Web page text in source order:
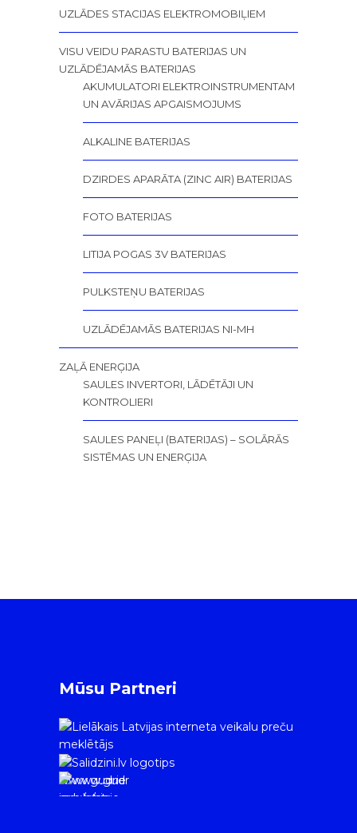
UZLĀDES STACIJAS ELEKTROMOBIĻIEM
VISU VEIDU PARASTU BATERIJAS UN
UZLĀDĒJAMĀS BATERIJAS
AKUMULATORI ELEKTROINSTRUMENTAM
UN AVĀRIJAS APGAISMOJUMS
ALKALINE BATERIJAS
DZIRDES APARĀTA (ZINC AIR) BATERIJAS
FOTO BATERIJAS
LITIJA POGAS 3V BATERIJAS
PULKSTEŅU BATERIJAS
UZLĀDĒJAMĀS BATERIJAS NI-MH
ZAĻĀ ENERĢIJA
SAULES INVERTORI, LĀDĒTĀJI UN
KONTROLIERI
SAULES PANEĻI (BATERIJAS) – SOLĀRĀS
SISTĒMAS UN ENERĢIJA
Mūsu Partneri
www.gudrie
m.lv/atrie-